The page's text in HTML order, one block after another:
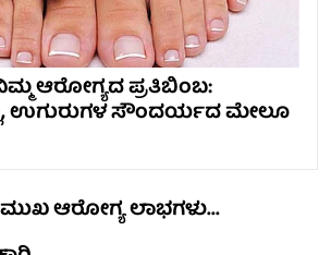
ಆರೋಗ್ಯದ ಪ್ರತಿಬಿಂಬ:
ಉಗುರುಗಳ ಸೌಂದರ್ಯದ ಮೇಲೂ
ಆರೋಗ್ಯ ಲಾಭಗಳು...